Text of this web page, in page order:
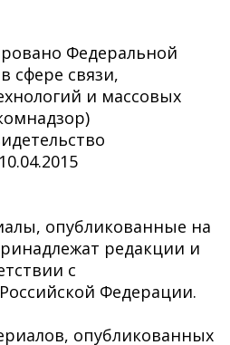
Федеральной
сфере связи,
и массовых
опубликованные на
редакции и
с
Федерации.
опубликованных